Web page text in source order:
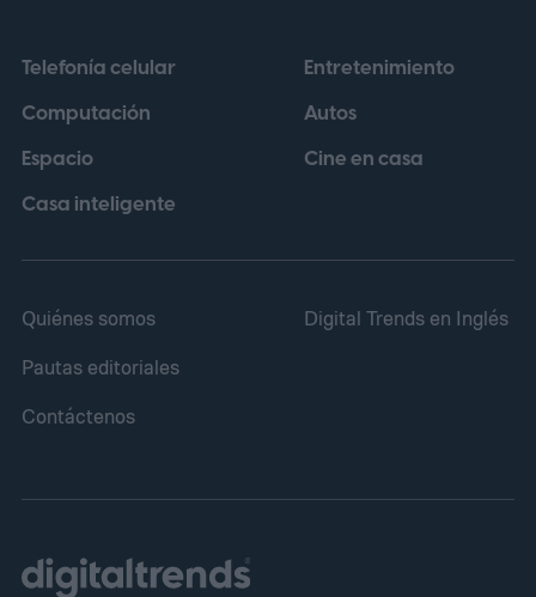
Telefonía celular
Computación
Espacio
Casa inteligente
Entretenimiento
Autos
Cine en casa
Quiénes somos
Pautas editoriales
Contáctenos
Digital Trends en Inglés